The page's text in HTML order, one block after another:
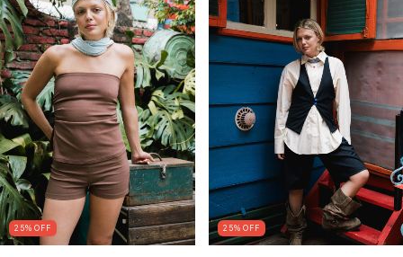
25% OFF 25% OFF